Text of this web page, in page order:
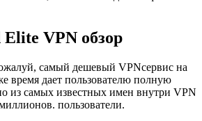
VPN обзор
самый дешевый VPNсервис на
время дает пользователю полную
из самых известных имен внутри VPN
пользователи.